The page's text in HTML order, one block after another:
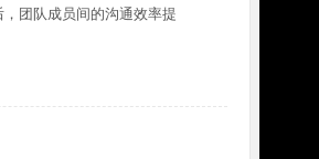
团队成员间的沟通效率提